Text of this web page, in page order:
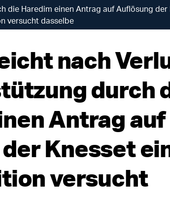
die Haredim einen Antrag auf Auflösung der
versucht dasselbe
nach
durch
Antrag auf
Knesset
versucht